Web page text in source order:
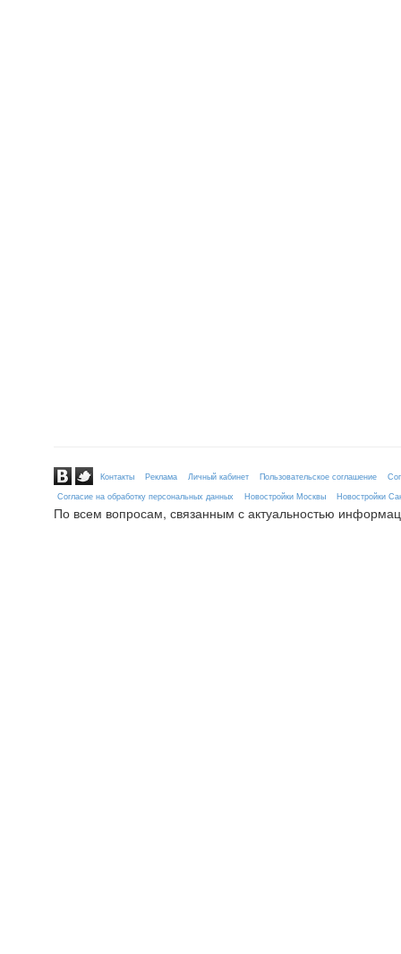
Контакты Реклама Личный кабинет Пользовательское соглашение
Согласие на обработку персональных данных
Новостройки Москвы Новостройки
По всем вопросам, связанным с актуальностью